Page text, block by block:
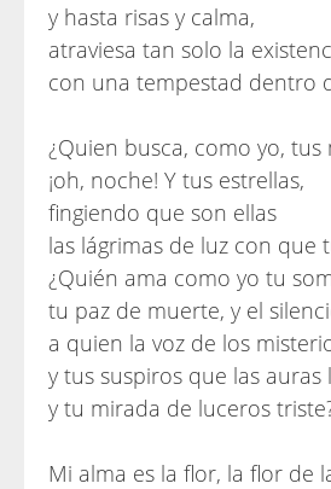
y hasta risas y calma,
atraviesa tan solo la
con una tempestad dentro
¿Quien busca, como yo,
¡oh, noche! Y tus estrellas,
fingiendo que son ellas
las lágrimas de luz con que
¿Quién ama como yo tu
tu paz de muerte, y el
a quien la voz de los
y tus suspiros que las auras
y tu mirada de luceros
Mi alma es la flor, la flor de